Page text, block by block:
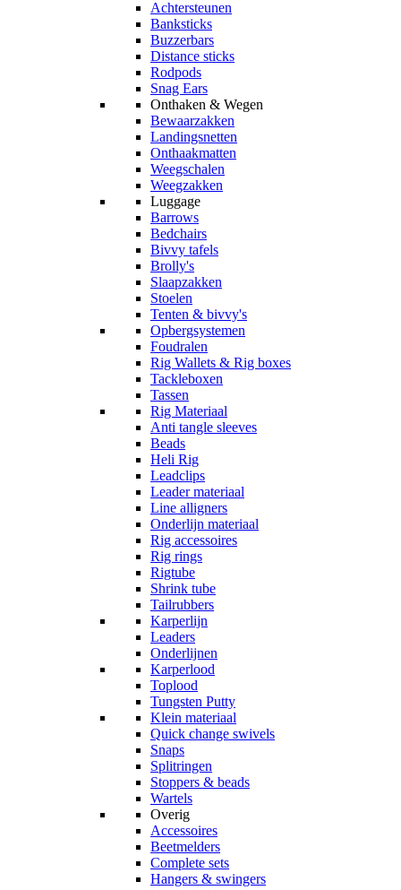
Achtersteunen
Banksticks
Buzzerbars
Distance sticks
Rodpods
Snag Ears
Onthaken & Wegen
Bewaarzakken
Landingsnetten
Onthaakmatten
Weegschalen
Weegzakken
Luggage
Barrows
Bedchairs
Bivvy tafels
Brolly's
Slaapzakken
Stoelen
Tenten & bivvy's
Opbergsystemen
Foudralen
Rig Wallets & Rig boxes
Tackleboxen
Tassen
Rig Materiaal
Anti tangle sleeves
Beads
Heli Rig
Leadclips
Leader materiaal
Line alligners
Onderlijn materiaal
Rig accessoires
Rig rings
Rigtube
Shrink tube
Tailrubbers
Karperlijn
Leaders
Onderlijnen
Karperlood
Toplood
Tungsten Putty
Klein materiaal
Quick change swivels
Snaps
Splitringen
Stoppers & beads
Wartels
Overig
Accessoires
Beetmelders
Complete sets
Hangers & swingers